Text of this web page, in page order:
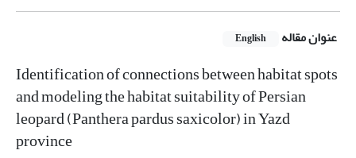
عنوان مقاله English
Identification of connections between habitat spots
and modeling the habitat suitability of Persian
leopard (Panthera pardus saxicolor) in Yazd
province